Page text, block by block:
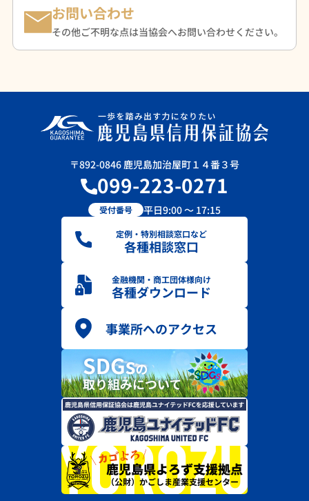
お問い合わせ
その他ご不明な点は当協会へお問い合わせください。
〒892-0846 鹿児島加治屋町１４番３号
099-223-0271
受付番号 平日9:00 ～ 17:15
定例・特別相談窓口など
各種相談窓口
金融機関・商工団体様向け
各種ダウンロード
事業所へのアクセス